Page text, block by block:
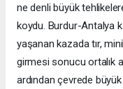
ne denli büyük
koydu. Burdur-Antalya
yaşanan kazada tır,
girmesi sonucu ortalık
ardından çevrede